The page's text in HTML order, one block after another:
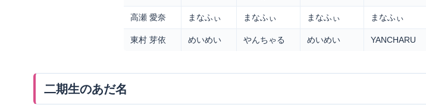
高瀬 愛奈 まなふぃ まなふぃ まなふぃ まなふぃ
東村 芽依 めいめい やんちゃる めいめい YANCHARU
二期生のあだ名